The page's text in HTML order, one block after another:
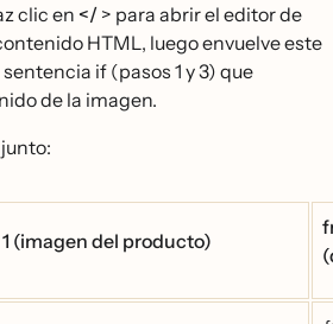
clic en </ > para abrir el editor de
HTML, luego envuelve este
if (pasos 1 y 3) que
de la imagen.
(imagen del producto)